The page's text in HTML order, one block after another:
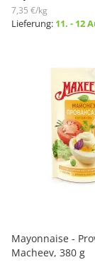
7,35 €/kg
Lieferung: 11. - 12
Mayonnaise -
Macheev, 380 g